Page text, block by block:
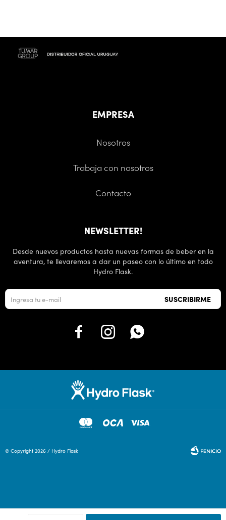
EMPRESA
Nosotros
Trabaja con nosotros
Contacto
NEWSLETTER!
Desde nuevos productos hasta nuevas formas de beber en la
aventura, te llevaremos a dar un paseo con lo último en todo
Hydro Flask.
SUSCRIBIRME
  
© Copyright 2026 / Hydro Flask